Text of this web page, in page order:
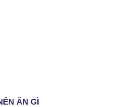
ĂN GÌ